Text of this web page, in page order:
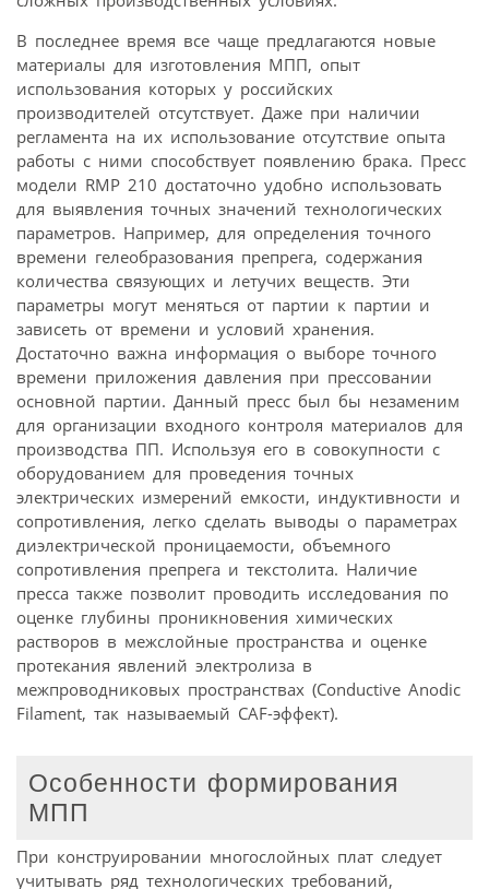
В последнее время все чаще предлагаются новые
материалы для изготовления МПП, опыт
использования которых у российских
производителей отсутствует. Даже при наличии
регламента на их использование отсутствие опыта
работы с ними способствует появлению брака. Пресс
модели RMP 210 достаточно удобно использовать
для выявления точных значений технологических
параметров. Например, для определения точного
времени гелеобразования препрега, содержания
количества связующих и летучих веществ. Эти
параметры могут меняться от партии к партии и
зависеть от времени и условий хранения.
Достаточно важна информация о выборе точного
времени приложения давления при прессовании
основной партии. Данный пресс был бы незаменим
для организации входного контроля материалов для
производства ПП. Используя его в совокупности с
оборудованием для проведения точных
электрических измерений емкости, индуктивности и
сопротивления, легко сделать выводы о параметрах
диэлектрической проницаемости, объемного
сопротивления препрега и текстолита. Наличие
пресса также позволит проводить исследования по
оценке глубины проникновения химических
растворов в межслойные пространства и оценке
протекания явлений электролиза в
межпроводниковых пространствах (Conductive Anodic
Filament, так называемый CAF-эффект).
Особенности формирования
МПП
При конструировании многослойных плат следует
учитывать ряд технологических требований,